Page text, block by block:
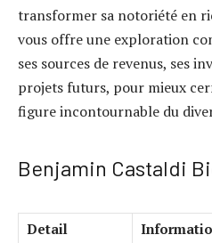
transformer sa notoriété en
vous offre une exploration
ses sources de revenus, ses
projets futurs, pour mieux
figure incontournable du
Benjamin Castaldi
Detail